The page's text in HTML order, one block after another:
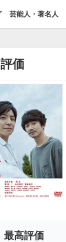
芸能人・著名人
価
最高評価